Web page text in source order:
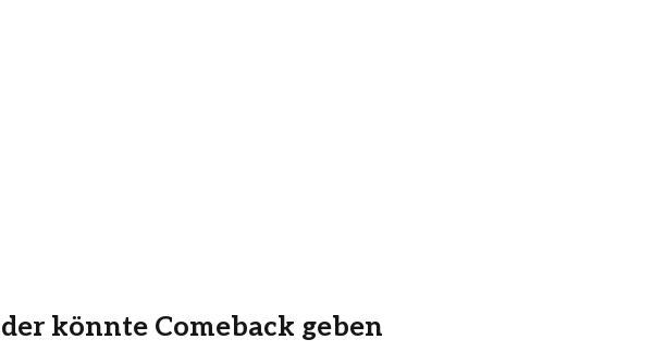
könnte Comeback geben